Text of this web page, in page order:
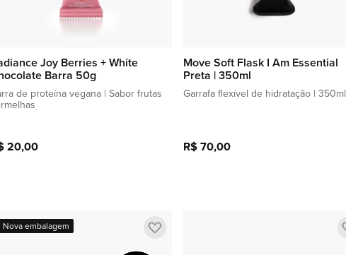
Joy Berries + White
Barra 50g
de proteína vegana | Sabor frutas
20,00
Move Soft Flask I Am Essential
Preta | 350ml
Garrafa flexível de hidratação | 350ml
R$ 70,00
Adicionar
Nova embalagem